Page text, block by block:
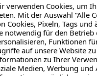
verwenden Cookies, um
Mit der Auswahl “Alle
Cookies, Pixeln, Tags und
notwendig für den Betrieb
Funktionen
auf unsere Website
zu Ihrer
Medien, Werbung und
aus